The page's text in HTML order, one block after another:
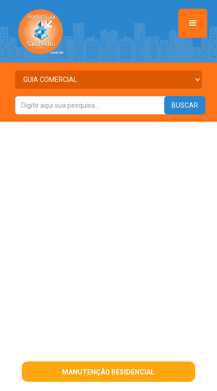
MANUTENÇÃO RESIDENCIAL